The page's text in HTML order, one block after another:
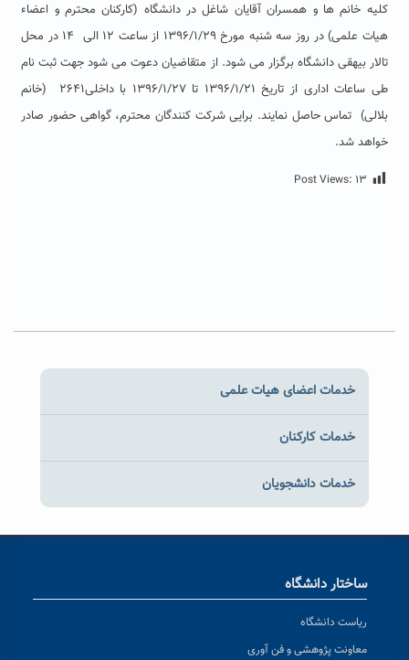
کلیه خانم ها و همسران آقایان شاغل در دانشگاه (کارکنان محترم و اعضاء
هیات علمی) در روز سه شنبه مورخ ۱۳۹۶/۱/۲۹ از ساعت ۱۲ الی ۱۴ در محل
تالار بیهقی دانشگاه برگزار می شود. از متقاضیان دعوت می شود جهت ثبت نام
طی ساعات اداری از تاریخ ۱۳۹۶/۱/۲۱ تا ۱۳۹۶/۱/۲۷ با داخلی۲۶۴۱ (خانم
بلالی) تماس حاصل نمایند. برایی شرکت کنندگان محترم، گواهی حضور صادر
خواهد شد.
Post Views: ۱۳
خدمات اعضای هیات علمی
خدمات کارکنان
خدمات دانشجویان
ساختار دانشگاه
ریاست دانشگاه
معاونت پژوهشی و فن آوری